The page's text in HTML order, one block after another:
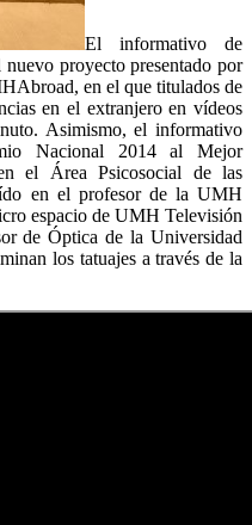
El informativo de
proyecto presentado por
en el que titulados de
en el extranjero en vídeos
Asimismo, el informativo
Nacional 2014 al Mejor
el Área Psicosocial de las
en el profesor de la UMH
espacio de UMH Televisión
de Óptica de la Universidad
los tatuajes a través de la